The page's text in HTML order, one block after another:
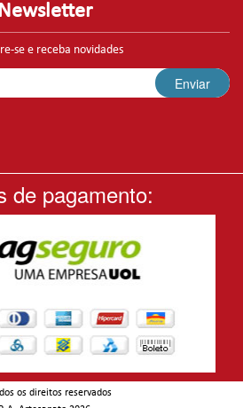
Newsletter
se e receba novidades
Enviar
de pagamento:
os direitos reservados